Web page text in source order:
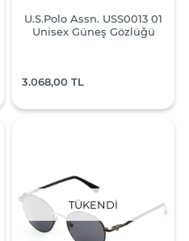
U.S.Polo Assn. USS0013 01
Unisex Güneş Gözlüğü
3.068,00 TL
TÜKENDI